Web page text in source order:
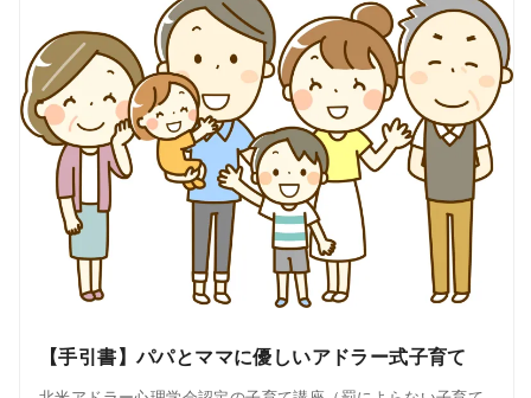
【手引書】パパとママに優しいアドラー式子育て